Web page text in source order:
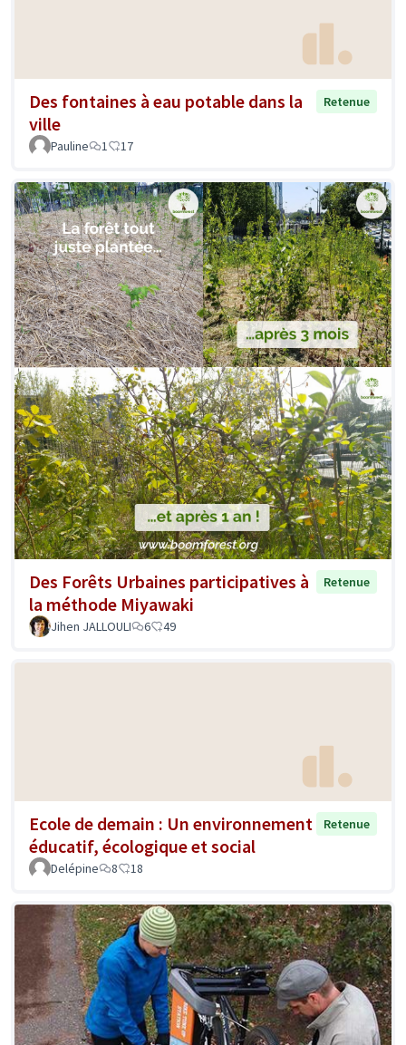
Des fontaines à eau potable dans la
ville
Retenue
Pauline 1 17
Des Forêts Urbaines participatives à
la méthode Miyawaki
Retenue
Jihen JALLOULI 6 49
Ecole de demain : Un environnement
éducatif, écologique et social
Retenue
Delépine 8 18